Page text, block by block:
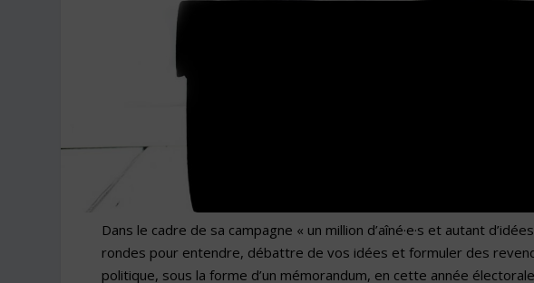
Dans le cadre de sa campagne « un million d’aîné·e·s et autant
rondes pour entendre, débattre de vos idées et formuler des
politique, sous la forme d’un mémorandum, en cette année